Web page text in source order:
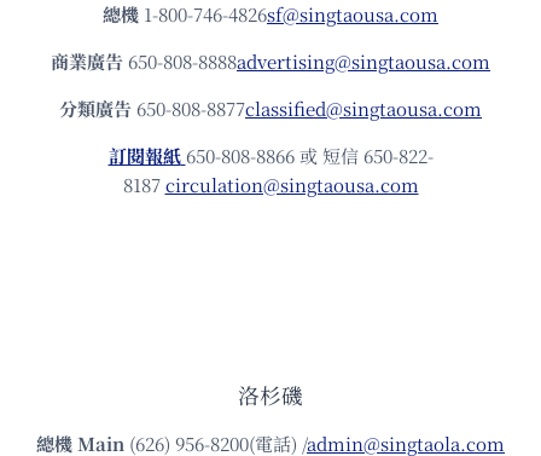
總機 1-800-746-4826sf@singtaousa.com
商業廣告 650-808-8888advertising@singtaousa.com
分類廣告 650-808-8877classified@singtaousa.com
訂閱報紙 650-808-8866 或 短信 650-822-
8187circulation@singtaousa.com
洛杉磯
總機Main (626) 956-8200(電話) /admin@singtaola.com